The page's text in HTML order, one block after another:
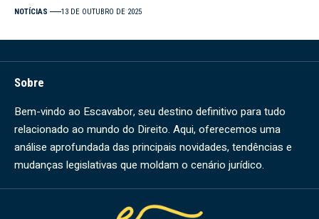
NOTÍCIAS 13 DE OUTUBRO DE 2025
Sobre
Bem-vindo ao Escavabor, seu destino definitivo para tudo
relacionado ao mundo do Direito. Aqui, oferecemos uma
análise aprofundada das principais novidades, tendências e
mudanças legislativas que moldam o cenário jurídico.